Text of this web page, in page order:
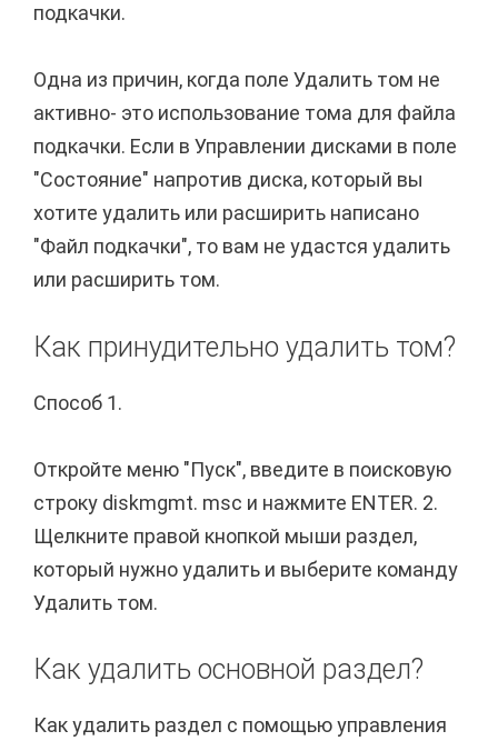
подкачки.
Одна из причин, когда поле Удалить том не
активно- это использование тома для файла
подкачки. Если в Управлении дисками в поле
"Состояние" напротив диска, который вы
хотите удалить или расширить написано
"Файл подкачки", то вам не удастся удалить
или расширить том.
Как принудительно удалить том?
Способ 1.
Откройте меню "Пуск", введите в поисковую
строку diskmgmt. msc и нажмите ENTER. 2.
Щелкните правой кнопкой мыши раздел,
который нужно удалить и выберите команду
Удалить том.
Как удалить основной раздел?
Как удалить раздел с помощью управления